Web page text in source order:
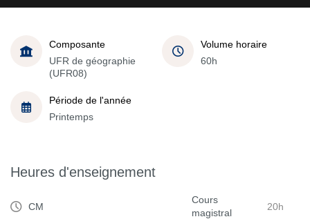
Composante
UFR de géographie
(UFR08)
Volume horaire
60h
Période de l'année
Printemps
Heures d'enseignement
CM
Cours
magistral
20h